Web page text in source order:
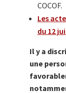
COCOF.
Les
du 12
Il y a
une